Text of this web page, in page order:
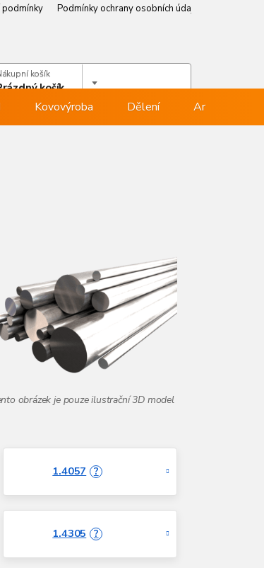
podmínky Podmínky ochrany osobních údajů
košík
košík
Kovovýroba Dělení Armovna
1.4057 ?
1.4305 ?